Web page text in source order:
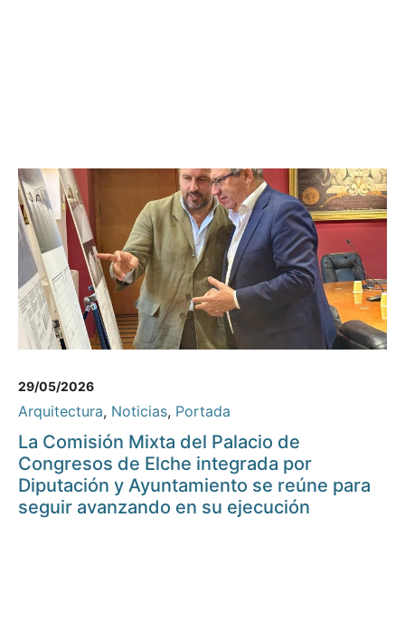
29/05/2026
Arquitectura, Noticias, Portada
La Comisión Mixta del Palacio de
Congresos de Elche integrada por
Diputación y Ayuntamiento se reúne para
seguir avanzando en su ejecución